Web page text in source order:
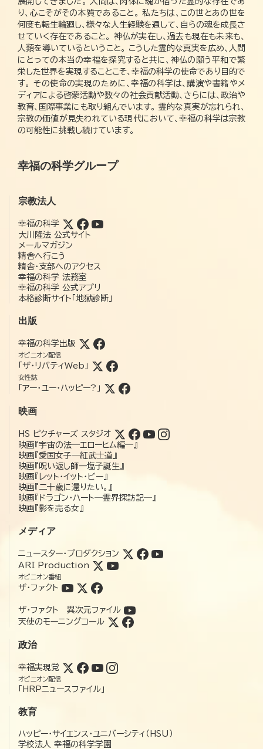
り、心こそがその本質であること。 私たちは、この世とあの世を
何度も転生輪廻し、様々な人生経験を通して、自らの魂を成長さ
せていく存在であること。 神仏が実在し、過去も現在も未来も、
人類を導いているということ。 こうした霊的な真実を広め、人間
にとっての本当の幸福を探究すると共に、神仏の願う平和で繁
栄した世界を実現することこそ、幸福の科学の使命であり目的で
す。 その使命の実現のために、幸福の科学は、講演や書籍やメ
ディアによる啓蒙活動や数々の社会貢献活動、さらには、政治や
教育、国際事業にも取り組んでいます。 霊的な真実が忘れられ、
宗教の価値が見失われている現代において、幸福の科学は宗教
の可能性に挑戦し続けています。
幸福の科学グループ
宗教法人
幸福の科学
大川隆法 公式サイト
メールマガジン
精舎へ行こう
精舎・支部へのアクセス
幸福の科学 法務室
幸福の科学 公式アプリ
本格診断サイト「地獄診断」
出版
幸福の科学出版
オピニオン配信
「ザ・リバティWeb」
女性誌
「アー・ユー・ハッピー?」
映画
HS ピクチャーズ スタジオ
映画『宇宙の法―エローヒム編―』
映画『愛国女子―紅武士道』
映画『呪い返し師—塩子誕生』
映画『レット・イット・ビー』
映画『二十歳に還りたい。』
映画『ドラゴン・ハート―霊界探訪記―』
映画『影を売る女』
メディア
ニュースター・プロダクション
ARI Production
オピニオン番組
ザ・ファクト
ザ・ファクト 異次元ファイル
天使のモーニングコール
政治
幸福実現党
オピニオン配信
「HRPニュースファイル」
教育
ハッピー・サイエンス・ユニバーシティ（HSU）
学校法人 幸福の科学学園